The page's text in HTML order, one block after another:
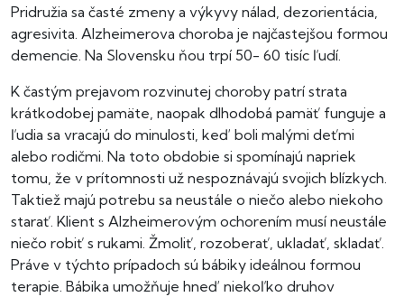
Pridružia sa časté zmeny a výkyvy nálad, dezorientácia,
agresivita. Alzheimerova choroba je najčastejšou formou
demencie. Na Slovensku ňou trpí 50- 60 tisíc ľudí.
K častým prejavom rozvinutej choroby patrí strata
krátkodobej pamäte, naopak dlhodobá pamäť funguje a
ľudia sa vracajú do minulosti, keď boli malými deťmi
alebo rodičmi. Na toto obdobie si spomínajú napriek
tomu, že v prítomnosti už nespoznávajú svojich blízkych.
Taktiež majú potrebu sa neustále o niečo alebo niekoho
starať. Klient s Alzheimerovým ochorením musí neustále
niečo robiť s rukami. Žmoliť, rozoberať, ukladať, skladať.
Práve v týchto prípadoch sú bábiky ideálnou formou
terapie. Bábika umožňuje hneď niekoľko druhov